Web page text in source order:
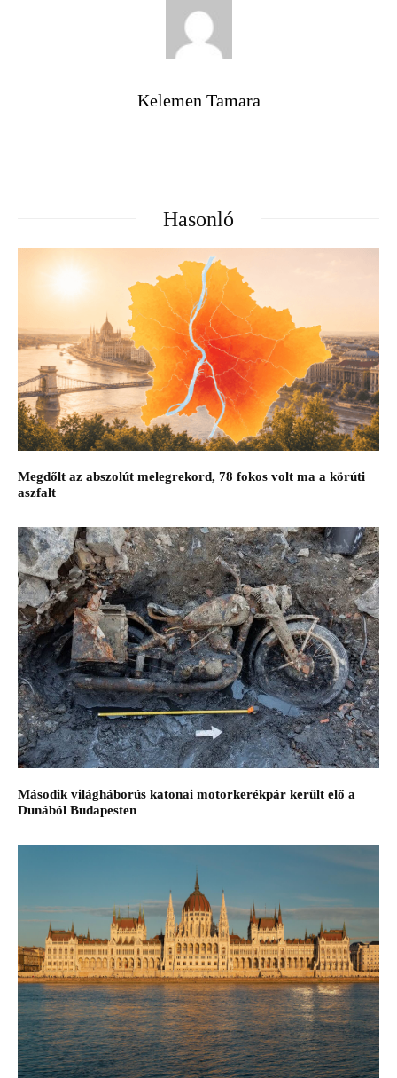
Kelemen Tamara
Hasonló
Megdőlt az abszolút melegrekord, 78 fokos volt ma a körúti
aszfalt
Második világháborús katonai motorkerékpár került elő a
Dunából Budapesten